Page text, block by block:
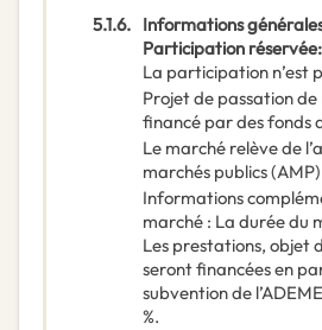
5.1.6. Informations
Participation réservée:
La participation n’est
Projet de passation
financé par des fonds
Le marché relève de
marchés publics (AMP)
Informations
marché : La durée du
Les prestations, objet
seront financées en
subvention de
%.